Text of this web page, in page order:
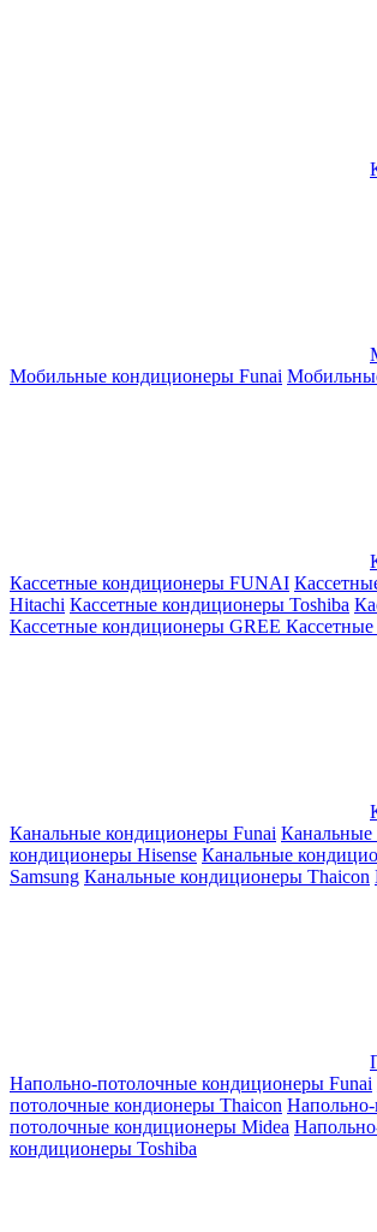
Мобильные кондиционеры Funai
Кассетные кондиционеры FUNAI
Hitachi Кассетные кондиционеры Toshiba
Кассетные кондиционеры GREE
Канальные кондиционеры Funai Канальные
кондиционеры Hisense Канальные
Samsung Канальные кондиционеры Thaicon
Напольно-потолочные кондиционеры Funai
потолочные кондионеры Thaicon
потолочные кондиционеры Midea
кондиционеры Toshiba